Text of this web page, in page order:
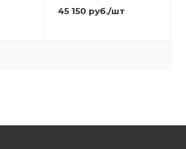
45 150 руб./шт